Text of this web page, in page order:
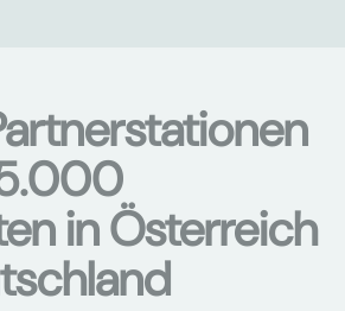
in Österreich